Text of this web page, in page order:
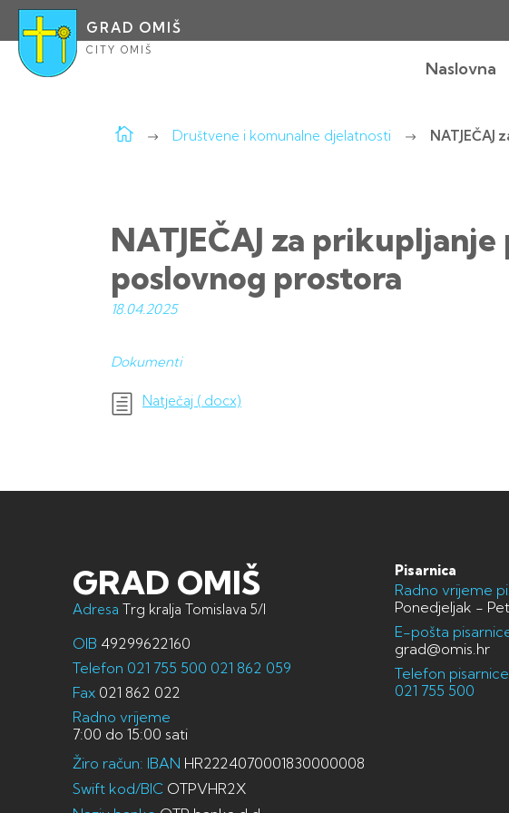
GRAD OMIŠ
CITY OMIŠ
Naslovna
Društvene i komunalne djelatnosti NATJEČAJ
NATJEČAJ za
poslovnog prostora
18.04.2025
Dokumenti
Natječaj (.docx)
GRAD OMIŠ
Adresa Trg kralja Tomislava 5/I
OIB 49299622160
Telefon 021 755 500 021 862 059
Fax 021 862 022
Radno vrijeme
7:00 do 15:00 sati
Žiro račun: IBAN HR2224070001830000008
Swift kod/BIC OTPVHR2X
Pisarnica
Radno vrijeme
Ponedjeljak -
E-pošta
grad@omis.hr
Telefon pisarnice
021 755 500